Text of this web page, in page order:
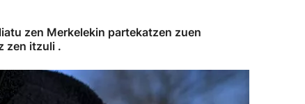
zen Merkelekin partekatzen zuen
zen itzuli .